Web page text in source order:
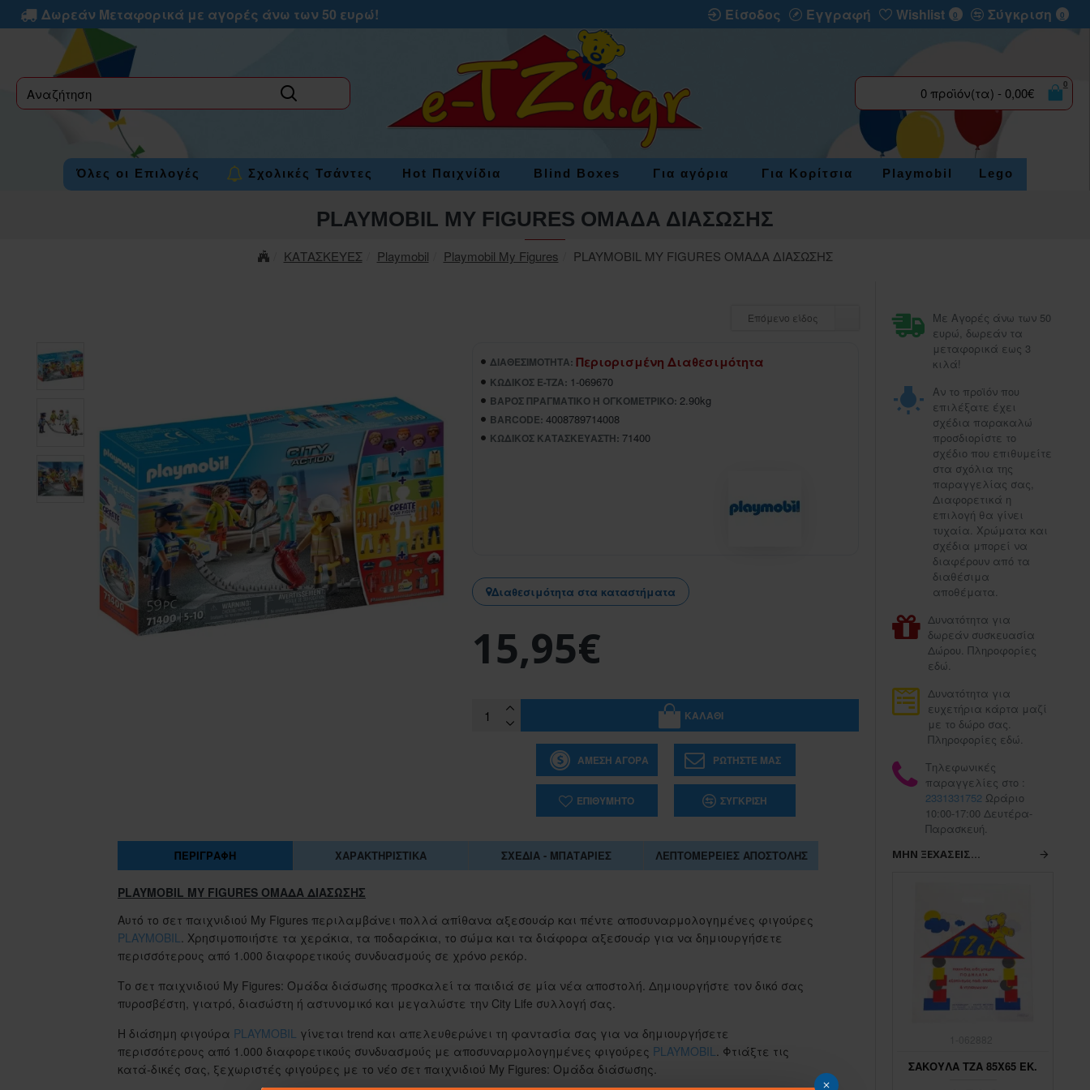
Δωρεάν Μεταφορικά με αγορές άνω των 50 ευρώ! Είσοδος Εγγραφή Wishlist 0 Σύγκριση 0
label 0 προϊόν(τα) - 0,00€
0
Όλες οι Επιλογές Σχολικές Τσάντες Hot Παιχνίδια Blind Boxes Για αγόρια Για Κορίτσια Playmobil Lego
ΚΑΤΑΣΚΕΥΕΣ Playmobil Playmobil My Figures PLAYMOBIL MY FIGURES ΟΜΑΔΑ ΔΙΑΣΩΣΗΣ
PLAYMOBIL MY FIGURES ΟΜΑΔΑ ΔΙΑΣΩΣΗΣ
Επόμενο είδος
ΔΙΑΘΕΣΙΜΌΤΗΤΑ: Περιορισμένη Διαθεσιμότητα
ΚΩΔΙΚΌΣ E-TZA: 1-069670
ΒΆΡΟΣ ΠΡΑΓΜΑΤΙΚΌ Ή ΟΓΚΟΜΕΤΡΙΚΌ: 2.90kg
BARCODE: 4008789714008
ΚΩΔΙΚΌΣ ΚΑΤΑΣΚΕΥΑΣΤΉ: 71400
Διαθεσιμότητα στα καταστήματα
15,95€
ΚΑΛΆΘΙ
ΆΜΕΣΗ ΑΓΟΡΆ ΡΩΤΉΣΤΕ ΜΑΣ
ΕΠΙΘΥΜΗΤΌ ΣΎΓΚΡΙΣΗ
ΠΕΡΙΓΡΑΦΉ ΧΑΡΑΚΤΗΡΙΣΤΙΚΆ ΣΧΈΔΙΑ - ΜΠΑΤΑΡΊΕΣ ΛΕΠΤΟΜΈΡΕΙΕΣ ΑΠΟΣΤΟΛΉΣ
PLAYMOBIL MY FIGURES ΟΜΑΔΑ ΔΙΑΣΩΣΗΣ
Αυτό το σετ παιχνιδιού My Figures περιλαμβάνει πολλά απίθανα αξεσουάρ και πέντε αποσυναρμολογημένες φιγούρες
PLAYMOBIL. Χρησιμοποιήστε τα χεράκια, τα ποδαράκια, το σώμα και τα διάφορα αξεσουάρ για να δημιουργήσετε
περισσότερους από 1.000 διαφορετικούς συνδυασμούς σε χρόνο ρεκόρ.
Το σετ παιχνιδιού My Figures: Ομάδα διάσωσης προσκαλεί τα παιδιά σε μία νέα αποστολή. Δημιουργήστε τον δικό σας
πυροσβέστη, γιατρό, διασώστη ή αστυνομικό και μεγαλώστε την City Life συλλογή σας.
Η διάσημη φιγούρα PLAYMOBIL γίνεται trend και απελευθερώνει τη φαντασία σας για να δημιουργήσετε
περισσότερους από 1.000 διαφορετικούς συνδυασμούς με αποσυναρμολογημένες φιγούρες PLAYMOBIL. Φτιάξτε τις
κατά-δικές σας, ξεχωριστές φιγούρες με το νέο σετ παιχνιδιού My Figures: Ομάδα διάσωσης.
Με Αγορές άνω των 50
ευρώ, δωρεάν τα
μεταφορικά εως 3
κιλά!
Αν το προϊόν που
επιλέξατε έχει
σχέδια παρακαλώ
προσδιορίστε το
σχέδιο που επιθυμείτε
στα σχόλια της
παραγγελίας σας,
Διαφορετικά η
επιλογή θα γίνει
τυχαία. Χρώματα και
σχέδια μπορεί να
διαφέρουν από τα
διαθέσιμα
αποθέματα.
Δυνατότητα για
δωρεάν συσκευασία
Δώρου. Πληροφορίες
εδώ.
Δυνατότητα για
ευχετήρια κάρτα μαζί
με το δώρο σας.
Πληροφορίες εδώ.
Τηλεφωνικές
παραγγελίες στο :
2331331752 Ωράριο
10:00-17:00 Δευτέρα-
Παρασκευή.
ΜΗΝ ΞΕΧΆΣΕΙΣ...
1-062884
ΣΑΚΟΥΛΑ ΤΖΑ 45Χ55 ΕΚ. ΣΑΚΟΥΛΑ ΤΖΑ 85Χ65 ΕΚ.